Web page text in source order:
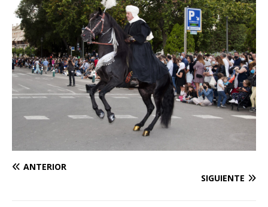
ANTERIOR
SIGUIENTE